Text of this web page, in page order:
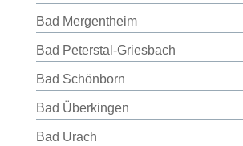
Bad Mergentheim
Bad Peterstal-Griesbach
Bad Schönborn
Bad Überkingen
Bad Urach